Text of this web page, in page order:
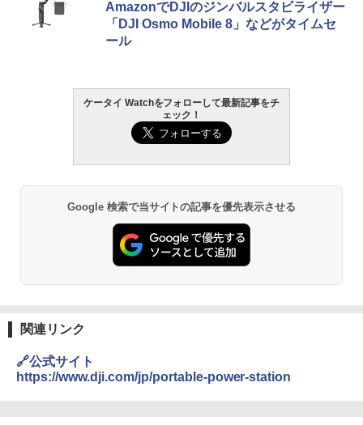
AmazonでDJIのジンバルスタビライザー
「DJI Osmo Mobile 8」などがタイムセ
ール
ケータイ Watchをフォローして最新記事をチ
ェック！
Google 検索で当サイトの記事を優先表示させる
関連リンク
🔗公式サイト
https://www.dji.com/jp/portable-power-station